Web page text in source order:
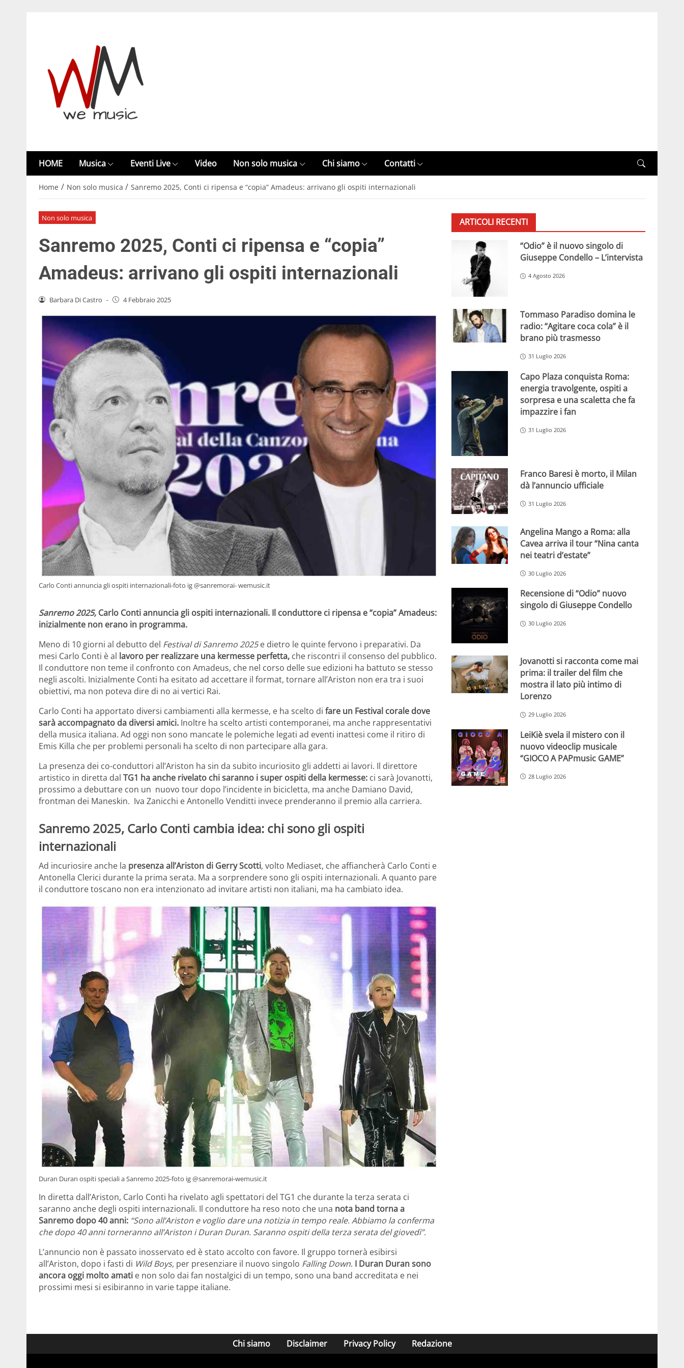
HOME Musica Eventi Live Video Non solo musica Chi siamo Contatti
Home / Non solo musica / Sanremo 2025, Conti ci ripensa e “copia” Amadeus: arrivano gli ospiti internazionali
Non solo musica
Sanremo 2025, Conti ci ripensa e “copia”
Amadeus: arrivano gli ospiti internazionali
Barbara Di Castro - 4 Febbraio 2025
Carlo Conti annuncia gli ospiti internazionali-foto ig @sanremorai- wemusic.it
Sanremo 2025, Carlo Conti annuncia gli ospiti internazionali. Il conduttore ci ripensa e “copia” Amadeus:
inizialmente non erano in programma.
Meno di 10 giorni al debutto del Festival di Sanremo 2025e dietro le quinte fervono i preparativi. Da
mesi Carlo Conti è al lavoro per realizzare una kermesse perfetta, che riscontri il consenso del pubblico.
Il conduttore non teme il confronto con Amadeus, che nel corso delle sue edizioni ha battuto se stesso
negli ascolti. Inizialmente Conti ha esitato ad accettare il format, tornare all’Ariston non era tra i suoi
obiettivi, ma non poteva dire di no ai vertici Rai.
Carlo Conti ha apportato diversi cambiamenti alla kermesse, e ha scelto di fare un Festival corale dove
sarà accompagnato da diversi amici. Inoltre ha scelto artisti contemporanei, ma anche rappresentativi
della musica italiana. Ad oggi non sono mancate le polemiche legati ad eventi inattesi come il ritiro di
Emis Killa che per problemi personali ha scelto di non partecipare alla gara.
La presenza dei co-conduttori all’Ariston ha sin da subito incuriosito gli addetti ai lavori. Il direttore
artistico in diretta dal TG1 ha anche rivelato chi saranno i super ospiti della kermesse: ci sarà Jovanotti,
prossimo a debuttare con un nuovo tour dopo l’incidente in bicicletta, ma anche Damiano David,
frontman dei Maneskin. Iva Zanicchi e Antonello Venditti invece prenderanno il premio alla carriera.
Sanremo 2025, Carlo Conti cambia idea: chi sono gli ospiti
internazionali
Ad incuriosire anche la presenza all’Ariston di Gerry Scotti, volto Mediaset, che affiancherà Carlo Conti e
Antonella Clerici durante la prima serata. Ma a sorprendere sono gli ospiti internazionali. A quanto pare
il conduttore toscano non era intenzionato ad invitare artisti non italiani, ma ha cambiato idea.
Duran Duran ospiti speciali a Sanremo 2025-foto ig @sanremorai-wemusic.it
In diretta dall’Ariston, Carlo Conti ha rivelato agli spettatori del TG1 che durante la terza serata ci
saranno anche degli ospiti internazionali. Il conduttore ha reso noto che una nota band torna a
Sanremo dopo 40 anni: “Sono all’Ariston e voglio dare una notizia in tempo reale. Abbiamo la conferma
che dopo 40 anni torneranno all’Ariston i Duran Duran. Saranno ospiti della terza serata del giovedì”.
L’annuncio non è passato inosservato ed è stato accolto con favore. Il gruppo tornerà esibirsi
all’Ariston, dopo i fasti di Wild Boys, per presenziare il nuovo singolo Falling Down. I Duran Duran sono
ancora oggi molto amati e non solo dai fan nostalgici di un tempo, sono una band accreditata e nei
prossimi mesi si esibiranno in varie tappe italiane.
ARTICOLI RECENTI
“Odio” è il nuovo singolo di
Giuseppe Condello – L’intervista
4 Agosto 2026
Tommaso Paradiso domina le
radio: “Agitare coca cola” è il
brano più trasmesso
31 Luglio 2026
Capo Plaza conquista Roma:
energia travolgente, ospiti a
sorpresa e una scaletta che fa
impazzire i fan
31 Luglio 2026
Franco Baresi è morto, il Milan
dà l’annuncio ufficiale
31 Luglio 2026
Angelina Mango a Roma: alla
Cavea arriva il tour “Nina canta
nei teatri d’estate”
30 Luglio 2026
Recensione di “Odio” nuovo
singolo di Giuseppe Condello
30 Luglio 2026
Jovanotti si racconta come mai
prima: il trailer del film che
mostra il lato più intimo di
Lorenzo
29 Luglio 2026
LeiKiè svela il mistero con il
nuovo videoclip musicale
“GIOCO A PAPmusic GAME”
28 Luglio 2026
Chi siamo Disclaimer Privacy Policy Redazione